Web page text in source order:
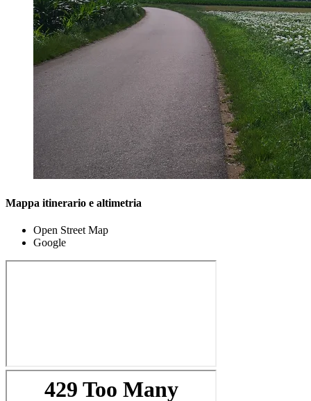
Mappa itinerario e altimetria
Open Street Map
Google